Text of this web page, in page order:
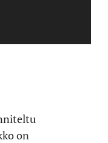
on